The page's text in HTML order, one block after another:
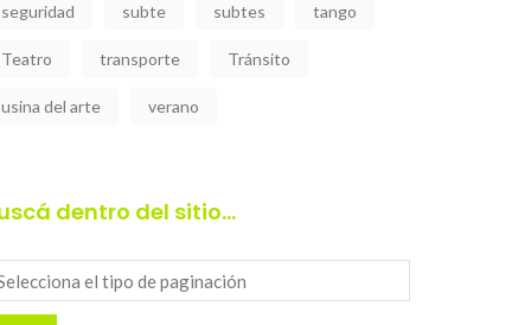
seguridad subte subtes tango
Teatro transporte Tránsito
usina del arte verano
dentro del sitio…